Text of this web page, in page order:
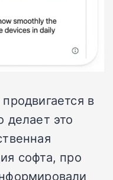
в
делает это
софта, про